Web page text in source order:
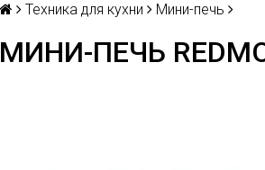
Техника для кухни Мини-печь
МИНИ-ПЕЧЬ